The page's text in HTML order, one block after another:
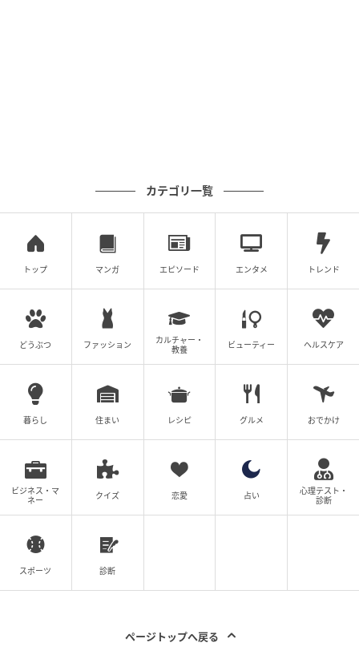
体の完成度を評価する声がうかがえます。
世界ランキングで実績を残した第1クールに続き、第2
クールでは宮本武蔵を中心とした新たな激闘が本格的
に展開されます。迫力あるバトルとキャラクターそれ
醍醐味をより深く味わえる展開に仕上がっているとい
えるでしょう。
※記事は執筆時点の情報です
#1 子どもの実名と顔を晒すママ、大丈夫か
な？なんて心配していたら。
カテゴリ一覧
トップ マンガ エピソード エンタメ トレンド
どうぶつ ファッション
カルチャー・
教養
ビューティー ヘルスケア
暮らし 住まい レシピ グルメ おでかけ
ビジネス・マ
ネー
クイズ 恋愛 占い
心理テスト・
診断
スポーツ 診断
ページトップへ戻る